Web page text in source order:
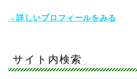
→詳しいプロフィールをみる
サイト内検索